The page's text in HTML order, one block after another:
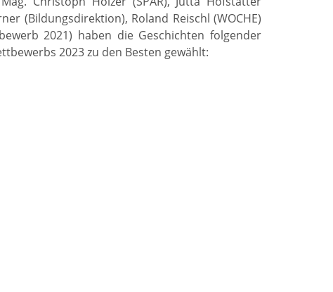
(Bildungsdirektion), Roland Reischl (WOCHE)
2021) haben die Geschichten folgender
2023 zu den Besten gewählt: